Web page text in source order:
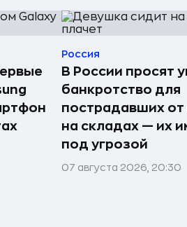
Россия
В России просят
банкротство для
пострадавших
на складах — их
под угрозой
07 августа 2026, 20:30